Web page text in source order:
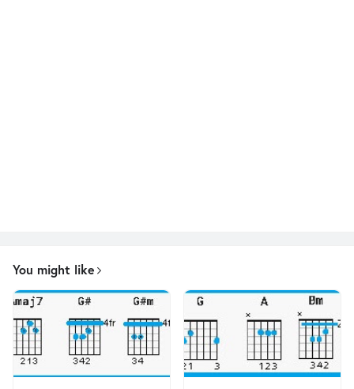
You might like